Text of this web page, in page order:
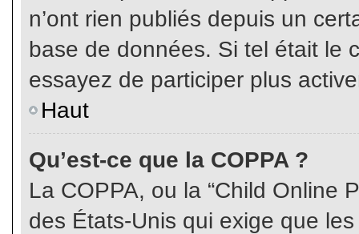
n’ont rien publiés depuis un
base de données. Si tel était le
essayez de participer plus
Haut
Qu’est-ce que la COPPA ?
La COPPA, ou la “Child Online
des États-Unis qui exige que